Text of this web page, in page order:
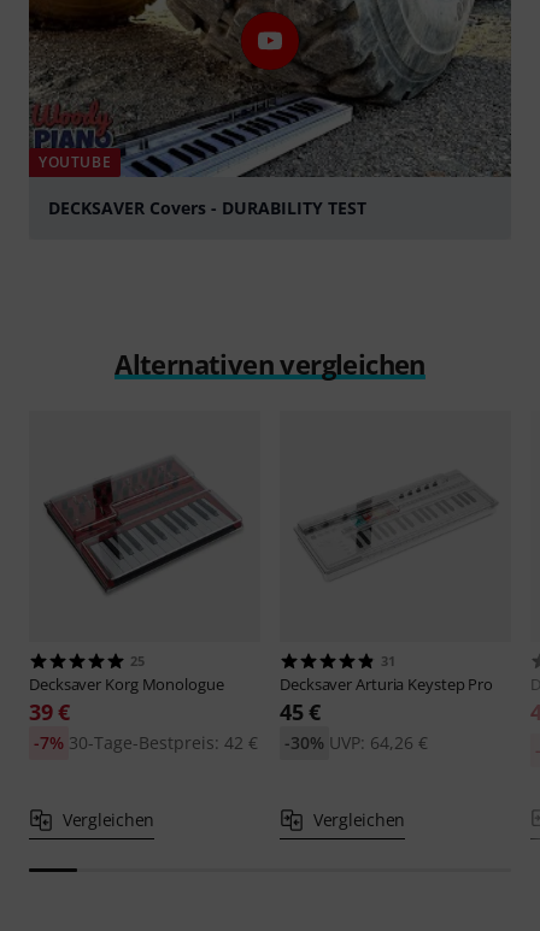
YOUTUBE
DECKSAVER Covers - DURABILITY TEST
Alternativen vergleichen
25
Decksaver Korg Monologue
39 €
30-Tage-Bestpreis: 42 €
-7%
Vergleichen
31
DecksaverArturia Keystep Pro
45 €
UVP: 64,26 €
-30%
Vergleichen